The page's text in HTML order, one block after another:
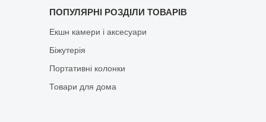
ПОПУЛЯРНІ РОЗДІЛИ ТОВАРІВ
Екшн камери і аксесуари
Біжутерія
Портативні колонки
Товари для дома